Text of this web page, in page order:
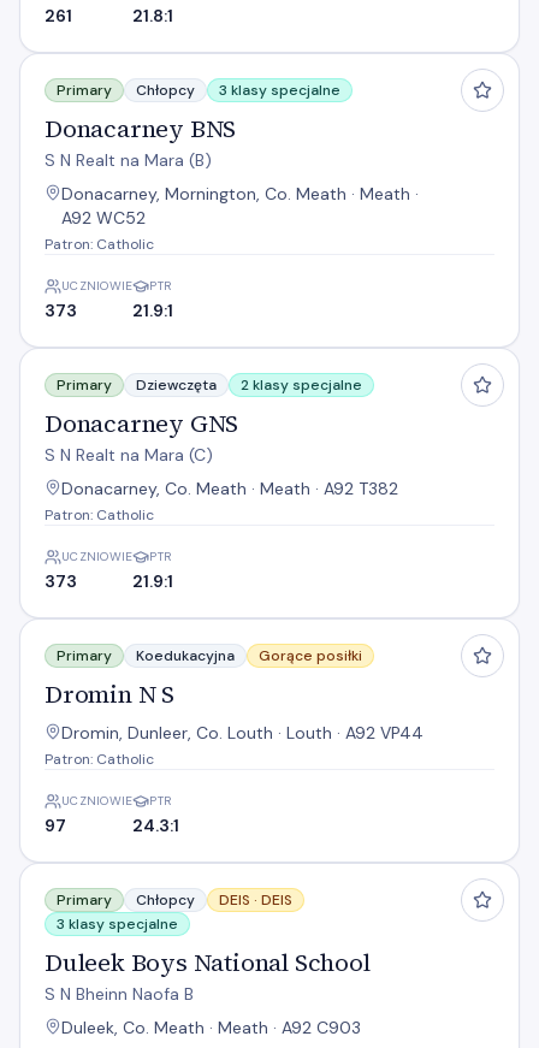
261 21.8:1
Donacarney BNS
Primary Chłopcy 3 klasy specjalne
Donacarney BNS
S N Realt na Mara (B)
Donacarney, Mornington, Co. Meath · Meath ·
A92 WC52
Patron: Catholic
UCZNIOWIE
373
PTR
21.9:1
Donacarney GNS
Primary Dziewczęta 2 klasy specjalne
Donacarney GNS
S N Realt na Mara (C)
Donacarney, Co. Meath · Meath · A92 T382
Patron: Catholic
UCZNIOWIE
373
PTR
21.9:1
Dromin N S
Primary Koedukacyjna Gorące posiłki
Dromin N S
Dromin, Dunleer, Co. Louth · Louth · A92 VP44
Patron: Catholic
UCZNIOWIE
97
PTR
24.3:1
Duleek Boys National School
Primary Chłopcy DEIS · DEIS
3 klasy specjalne
Duleek Boys National School
S N Bheinn Naofa B
Duleek, Co. Meath · Meath · A92 C903